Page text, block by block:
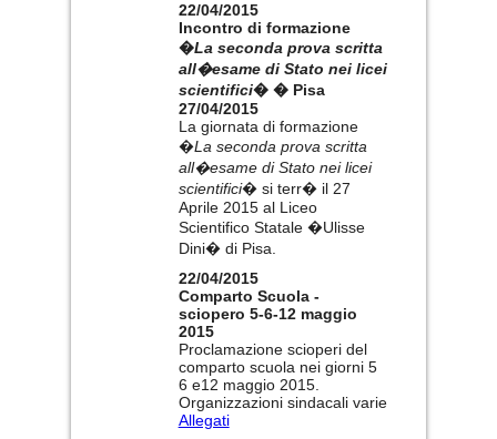
22/04/2015
Incontro di formazione
�La seconda prova scritta
all�esame di Stato nei licei
scientifici� � Pisa
27/04/2015
La giornata di formazione
�La seconda prova scritta
all�esame di Stato nei licei
scientifici� si terr� il 27
Aprile 2015 al Liceo
Scientifico Statale �Ulisse
Dini� di Pisa.
22/04/2015
Comparto Scuola -
sciopero 5-6-12 maggio
2015
Proclamazione scioperi del
comparto scuola nei giorni 5
6 e12 maggio 2015.
Organizzazioni sindacali varie
Allegati